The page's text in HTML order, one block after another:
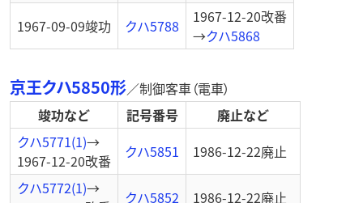
1967-09-09竣功 クハ5788 1967-12-20改番
→クハ5868
京王クハ5850形／制御客車（電車）
竣功など
記号番号
廃止など
クハ5771(1)→
1967-12-20改番 クハ5851 1986-12-22廃止
クハ5772(1)→
クハ5852 1986-12-22廃止